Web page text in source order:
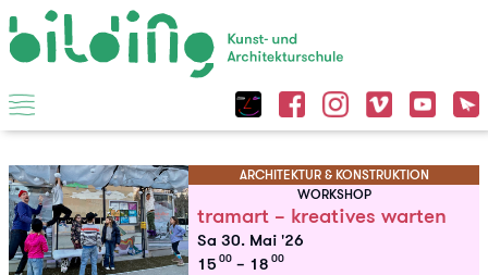
ARCHITEKTUR & KONSTRUKTION
WORKSHOP
tramart – kreatives warten
Sa 30. Mai '26
15 00 – 18 00